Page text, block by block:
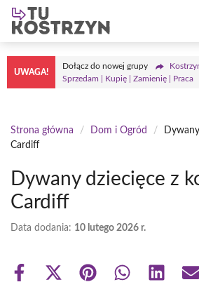
Przejdź
treści
UWAGA!
Dołącz do nowej grupy
Sprzedam | Kupię | Zamienię | Praca
Strona główna / Dom i Ogród /
Cardiff
Dywany dziecięce z
Cardiff
Data dodania: 10 lutego 2026 r.
Share
Share Share Share Share